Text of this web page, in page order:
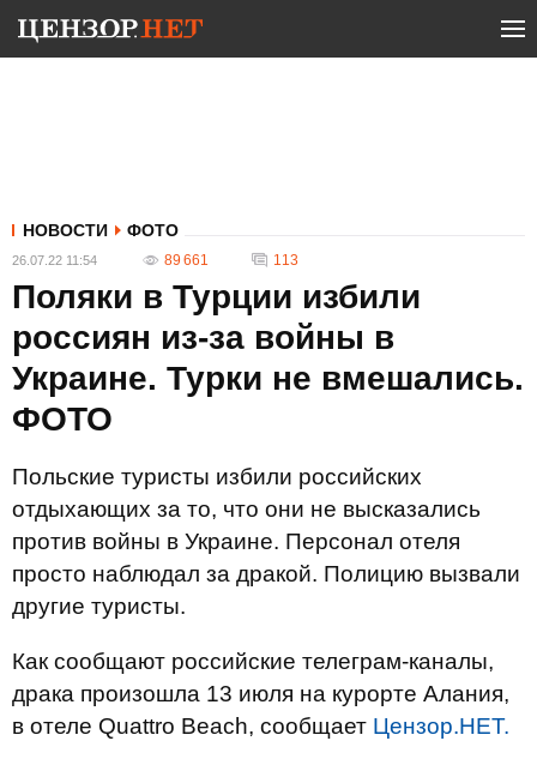
НОВОСТИ ФОТО
26.07.22 11:54 89 661 113
Поляки в Турции избили
россиян из-за войны в
Украине. Турки не вмешались.
ФОТО
Польские туристы избили российских
отдыхающих за то, что они не высказались
против войны в Украине. Персонал отеля
просто наблюдал за дракой. Полицию вызвали
другие туристы.
Как сообщают российские телеграм-каналы,
драка произошла 13 июля на курорте Алания,
в отеле Quattro Beach, сообщает Цензор.НЕТ.